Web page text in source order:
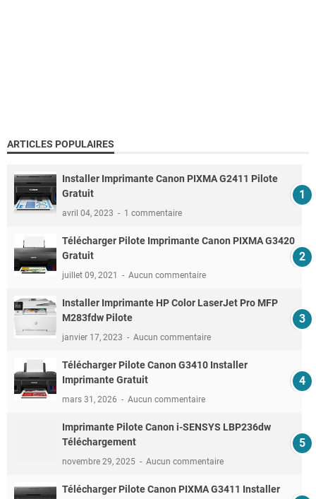
ARTICLES POPULAIRES
Installer Imprimante Canon PIXMA G2411 Pilote
Gratuit
avril 04, 2023 1 commentaire
Télécharger Pilote Imprimante Canon PIXMA G3420
Gratuit
juillet 09, 2021 Aucun commentaire
Installer Imprimante HP Color LaserJet Pro MFP
M283fdw Pilote
janvier 17, 2023 Aucun commentaire
Télécharger Pilote Canon G3410 Installer
Imprimante Gratuit
mars 31, 2026 Aucun commentaire
Imprimante Pilote Canon i-SENSYS LBP236dw
Téléchargement
novembre 29, 2025 Aucun commentaire
Télécharger Pilote Canon PIXMA G3411 Installer